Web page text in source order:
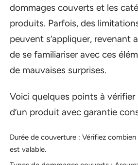
dommages couverts et les
produits. Parfois, des
peuvent s’appliquer, revenant
de se familiariser avec ces
de mauvaises surprises.
Voici quelques points à vérifier
d’un produit avec garantie
Durée de couverture : Vérifiez
est valable.